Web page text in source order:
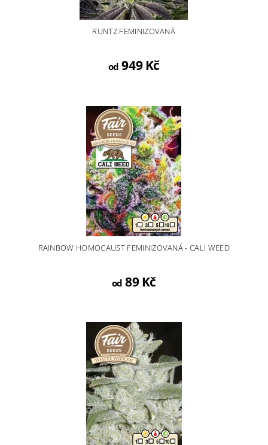
RUNTZ FEMINIZOVANÁ
od 949 Kč
RAINBOW HOMOCAUST FEMINIZOVANÁ - CALI WEED
od 89 Kč